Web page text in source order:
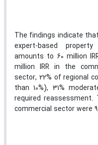
The findings indicate
expert-based
amounts to 60 million
million IRR in the
sector, 22% of regional
than 10%), 31%
required
commercial sector were